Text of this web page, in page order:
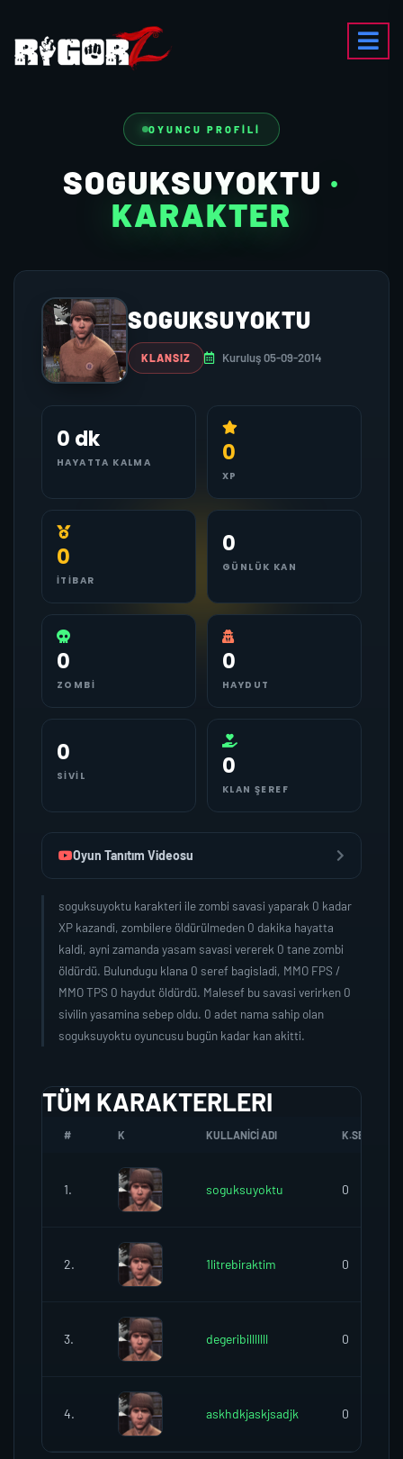
OYUNCU PROFILI
SOGUKSUYOKTU ·
KARAKTER
SOGUKSUYOKTU
KLANSIZ Kuruluş 05-09-2014
0 dk
HAYATTA KALMA 0
XP
0
İTIBAR
0
GÜNLÜK KAN
0
ZOMBI
0
HAYDUT
0
SIVIL 0
KLAN ŞEREF
Oyun Tanıtım Videosu
soguksuyoktu karakteri ile zombi savasi yaparak 0 kadar
XP kazandi, zombilere öldürülmeden 0 dakika hayatta
kaldi, ayni zamanda yasam savasi vererek 0 tane zombi
öldürdü. Bulundugu klana 0 seref bagisladi, MMO FPS /
MMO TPS 0 haydut öldürdü. Malesef bu savasi verirken 0
sivilin yasamina sebep oldu. 0 adet nama sahip olan
soguksuyoktu oyuncusu bugün kadar kan akitti.
TÜM KARAKTERLERI
# K KULLANICI ADI K.SEREFI
1. soguksuyoktu 0
2. 1litrebiraktim 0
3. degeribilllllll 0
4. askhdkjaskjsadjk 0